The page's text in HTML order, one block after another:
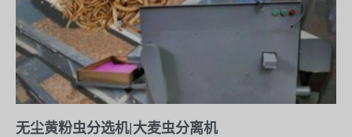
无尘黄粉虫分选机|大麦虫分离机